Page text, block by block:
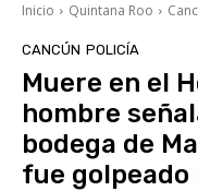
Inicio Quintana Roo
CANCÚN POLICÍA
Muere en el
hombre
bodega de
fue golpeado